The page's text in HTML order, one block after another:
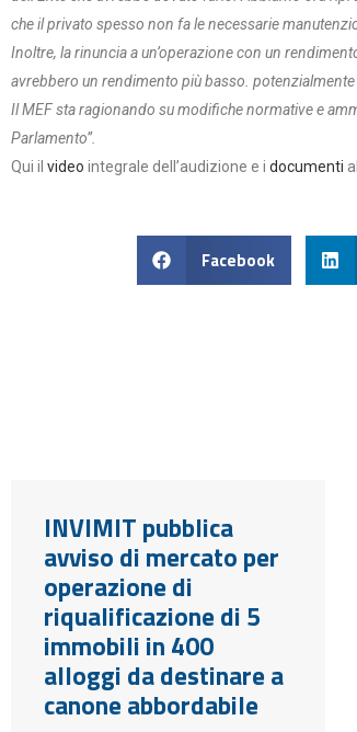
che il privato spesso non fa le necessarie
Inoltre, la rinuncia a un’operazione con un
avrebbero un rendimento più basso.
Il MEF sta ragionando su modifiche normative e
Parlamento”.
Qui il video integrale dell’audizione e i documenti
Facebook
INVIMIT pubblica
avviso di mercato per
operazione di
riqualificazione di 5
immobili in 400
alloggi da destinare a
canone abbordabile